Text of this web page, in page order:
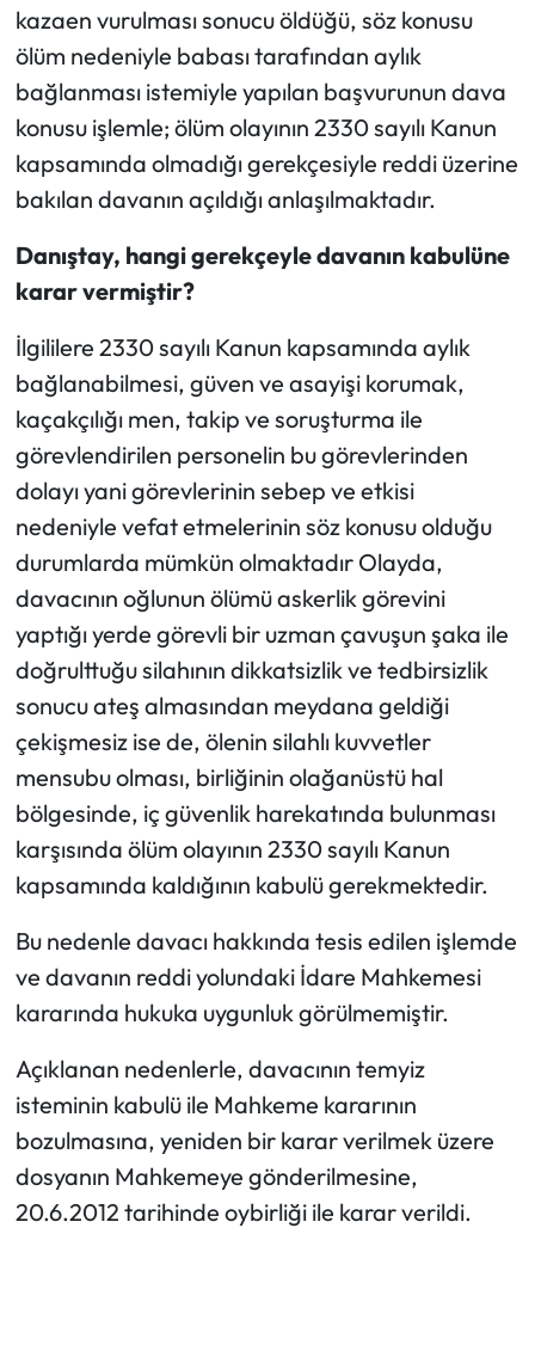
kazaen vurulması sonucu öldüğü, söz konusu
ölüm nedeniyle babası tarafından aylık
bağlanması istemiyle yapılan başvurunun dava
konusu işlemle; ölüm olayının 2330 sayılı Kanun
kapsamında olmadığı gerekçesiyle reddi üzerine
bakılan davanın açıldığı anlaşılmaktadır.
Danıştay, hangi gerekçeyle davanın kabulüne
karar vermiştir?
İlgililere 2330 sayılı Kanun kapsamında aylık
bağlanabilmesi, güven ve asayişi korumak,
kaçakçılığı men, takip ve soruşturma ile
görevlendirilen personelin bu görevlerinden
dolayı yani görevlerinin sebep ve etkisi
nedeniyle vefat etmelerinin söz konusu olduğu
durumlarda mümkün olmaktadır Olayda,
davacının oğlunun ölümü askerlik görevini
yaptığı yerde görevli bir uzman çavuşun şaka ile
doğrulttuğu silahının dikkatsizlik ve tedbirsizlik
sonucu ateş almasından meydana geldiği
çekişmesiz ise de, ölenin silahlı kuvvetler
mensubu olması, birliğinin olağanüstü hal
bölgesinde, iç güvenlik harekatında bulunması
karşısında ölüm olayının 2330 sayılı Kanun
kapsamında kaldığının kabulü gerekmektedir.
Bu nedenle davacı hakkında tesis edilen işlemde
ve davanın reddi yolundaki İdare Mahkemesi
kararında hukuka uygunluk görülmemiştir.
Açıklanan nedenlerle, davacının temyiz
isteminin kabulü ile Mahkeme kararının
bozulmasına, yeniden bir karar verilmek üzere
dosyanın Mahkemeye gönderilmesine,
20.6.2012 tarihinde oybirliği ile karar verildi.